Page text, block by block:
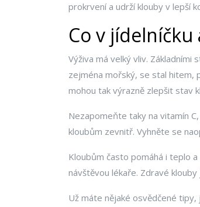
prokrvení a udrží klouby v lepší
Co v
Výživa má velký vliv.
zejména mořský, se stal hitem,
mohou tak výrazně zlepšit stav
Nezapomeňte taky na vitamín
kloubům zevnitř. Vyhněte se
Kloubům často pomáhá i teplo
návštěvou lékaře. Zdravé
Už máte nějaké osvědčené